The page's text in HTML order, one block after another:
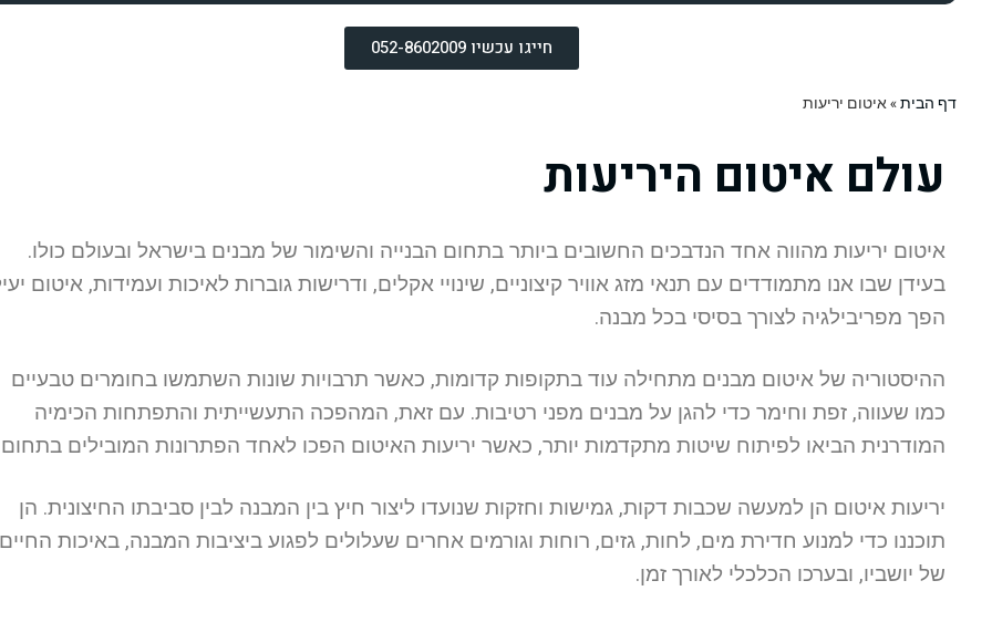
חייגו עכשיו 052-8602009
דף הבית»איטום יריעות
עולם איטום היריעות
איטום יריעות מהווה אחד הנדבכים החשובים ביותר בתחום הבנייה והשימור של מבנים בישראל ובעולם כולו.
בעידן שבו אנו מתמודדים עם תנאי מזג אוויר קיצוניים, שינויי אקלים, ודרישות גוברות לאיכות ועמידות, איטום
הפך מפריבילגיה לצורך בסיסי בכל מבנה.
ההיסטוריה של איטום מבנים מתחילה עוד בתקופות קדומות, כאשר תרבויות שונות השתמשו בחומרים טבעיים
כמו שעווה, זפת וחימר כדי להגן על מבנים מפני רטיבות. עם זאת, המהפכה התעשייתית והתפתחות הכימיה
המודרנית הביאו לפיתוח שיטות מתקדמות יותר, כאשר יריעות האיטום הפכו לאחד הפתרונות המובילים
יריעות איטום הן למעשה שכבות דקות, גמישות וחזקות שנועדו ליצור חיץ בין המבנה לבין סביבתו החיצונית. הן
תוכננו כדי למנוע חדירת מים, לחות, גזים, רוחות וגורמים אחרים שעלולים לפגוע ביציבות המבנה, באיכות החיים
של יושביו, ובערכו הכלכלי לאורך זמן.